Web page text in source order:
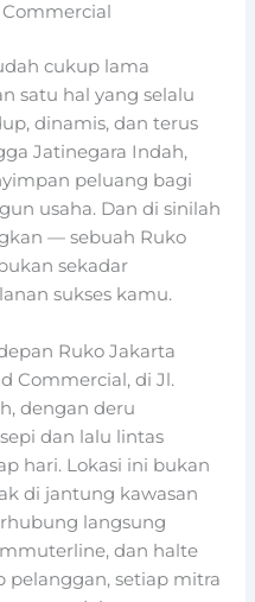
cukup lama
satu hal yang selalu
dinamis, dan terus
Jatinegara Indah,
peluang bagi
usaha. Dan di sinilah
— sebuah Ruko
sekadar
sukses kamu.
Ruko Jakarta
Commercial, di Jl.
dengan deru
dan lalu lintas
hari. Lokasi ini bukan
di jantung kawasan
langsung
dan halte
pelanggan, setiap mitra